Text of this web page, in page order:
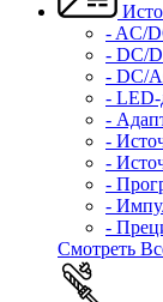
- AC/
- DC/
- DC/
- LED-
-
-
-
-
-
-
Смотреть